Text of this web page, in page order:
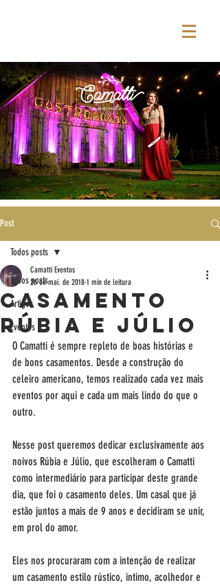
Post
Todos posts
Artigos
Eventos
Todos posts
Casamento
Rúbia e Júlio
Camatti Eventos
26 de mai. de 2018 1 min de leitura
O Camatti é sempre repleto de boas histórias e
de bons casamentos. Desde a construção do
celeiro americano, temos realizado cada vez mais
eventos por aqui e cada um mais lindo do que o
outro.
Nesse post queremos dedicar exclusivamente aos
noivos Rúbia e Júlio, que escolheram o Camatti
como intermediário para participar deste grande
dia, que foi o casamento deles. Um casal que já
estão juntos a mais de 9 anos e decidiram se unir,
em prol do amor.
Eles nos procuraram com a intenção de realizar
um casamento estilo rústico, intimo, acolhedor e